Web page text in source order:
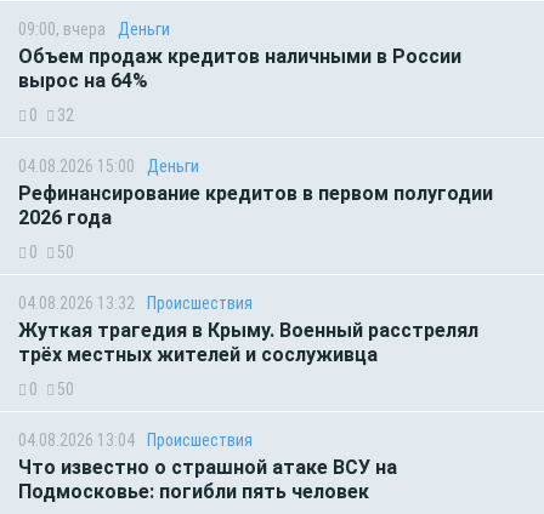
09:00, вчера Деньги
Объем продаж кредитов наличными в России
вырос на 64%
0 32
04.08.2026 15:00 Деньги
Рефинансирование кредитов в первом полугодии
2026 года
0 50
04.08.2026 13:32 Происшествия
Жуткая трагедия в Крыму. Военный расстрелял
трёх местных жителей и сослуживца
0 50
04.08.2026 13:04 Происшествия
Что известно о страшной атаке ВСУ на
Подмосковье: погибли пять человек